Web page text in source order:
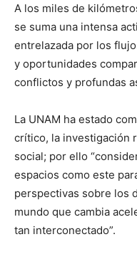
A los miles de
se suma una intensa
entrelazada por los
y oportunidades
conflictos y profundas
La UNAM ha estado
crítico, la investigación
social; por ello
espacios como este
perspectivas sobre los
mundo que cambia
tan interconectado”.